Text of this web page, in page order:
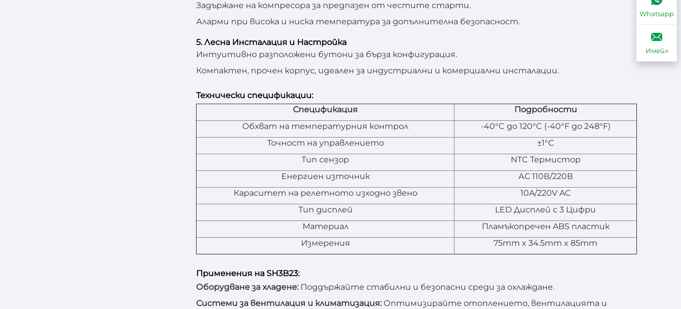
Задържане на компресора за предпазен от честите старти.
Аларми при висока и ниска температура за допълнителна безопасност.
5. Лесна Инсталация и Настройка
Интуитивно разположени бутони за бърза конфигурация.
Компактен, прочен корпус, идеален за индустриални и комерциални инсталации.
Технически спецификации:
Спецификация
Подробности
Обхват на температурния контрол
-40°C до 120°C (-40°F до 248°F)
Точност на управлението
±1°C
Тип сензор
NTC Термистор
Енергиен източник
АС 110В/220В
Кapacитет на релетното изходно звено
10A/220V AC
Тип дисплей
LED Дисплей с 3 Цифри
Материал
Пламъкопречен ABS пластик
Измерения
75mm x 34.5mm x 85mm
Применения на SH3B23:
Оборудване за хладене: Поддържайте стабилни и безопасни среди за охлаждане.
Системи за вентилация и климатизация: Оптимизирайте отоплението, вентилацията и
Whatsapp
Имейл